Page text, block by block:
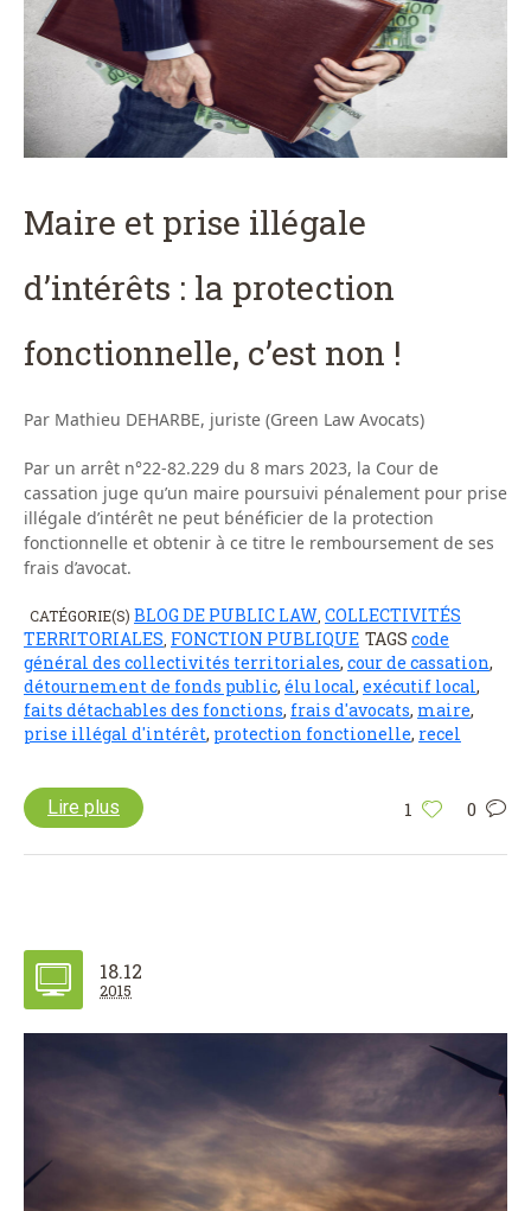
Maire et prise illégale
d’intérêts : la protection
fonctionnelle, c’est non !
Par Mathieu DEHARBE, juriste (Green Law Avocats)
Par un arrêt n°22-82.229 du 8 mars 2023, la Cour de
cassation juge qu’un maire poursuivi pénalement pour prise
illégale d’intérêt ne peut bénéficier de la protection
fonctionnelle et obtenir à ce titre le remboursement de ses
frais d’avocat.
CATÉGORIE(S) BLOG DE PUBLIC LAW COLLECTIVITÉS
TERRITORIALES FONCTION PUBLIQUE TAGS code
général des collectivités territoriales, cour de cassation,
détournement de fonds public, élu local, exécutif local,
faits détachables des fonctions, frais d'avocats, maire,
prise illégal d'intérêt, protection fonctionelle, recel
1 0
Lire plus
18.12
2015